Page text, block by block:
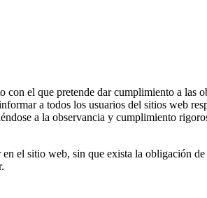
el que pretende dar cumplimiento a las
a todos los usuarios del sitios web
a la observancia y cumplimiento
el sitio web, sin que exista la obligación